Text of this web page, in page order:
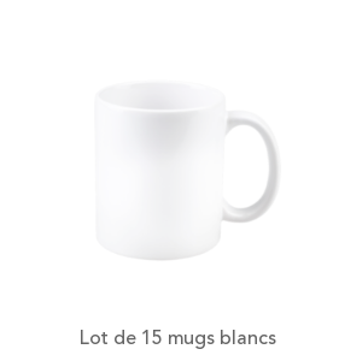
Lot de 15 mugs blancs